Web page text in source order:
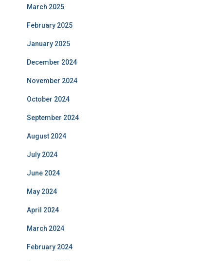
March 2025
February 2025
January 2025
December 2024
November 2024
October 2024
September 2024
August 2024
July 2024
June 2024
May 2024
April 2024
March 2024
February 2024